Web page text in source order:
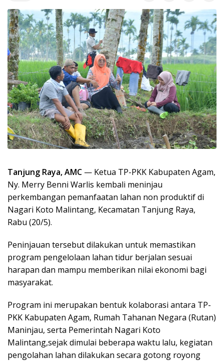
Tanjung Raya, AMC — Ketua TP-PKK Kabupaten Agam,
Ny. Merry Benni Warlis kembali meninjau
perkembangan pemanfaatan lahan non produktif di
Nagari Koto Malintang, Kecamatan Tanjung Raya,
Rabu (20/5).
Peninjauan tersebut dilakukan untuk memastikan
program pengelolaan lahan tidur berjalan sesuai
harapan dan mampu memberikan nilai ekonomi bagi
masyarakat.
Program ini merupakan bentuk kolaborasi antara TP-
PKK Kabupaten Agam, Rumah Tahanan Negara (Rutan)
Maninjau, serta Pemerintah Nagari Koto
Malintang,sejak dimulai beberapa waktu lalu, kegiatan
pengolahan lahan dilakukan secara gotong royong